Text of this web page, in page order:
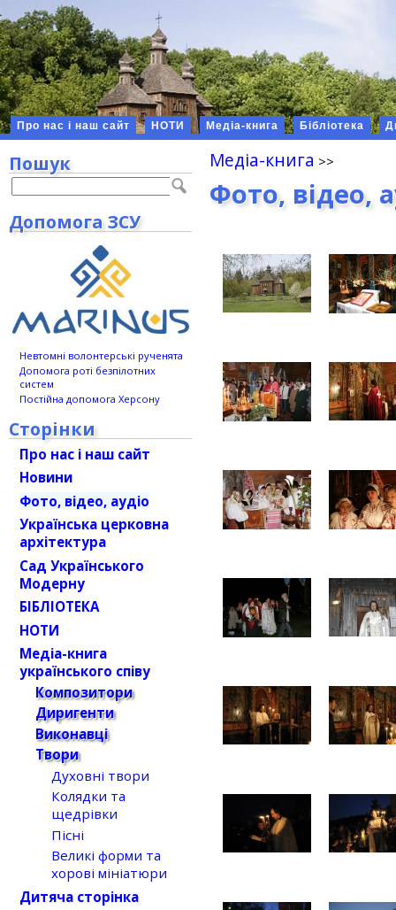
Про нас і наш сайт НОТИ Медіа-книга Бібліотека
Медіа-книга
Фото, відео,
Пошук
Допомога ЗСУ
Невтомні волонтерські рученята
Допомога роті безпілотних
систем
Постійна допомога Херсону
Сторінки
Про нас і наш сайт
Новини
Фото, відео, аудіо
Українська церковна
архітектура
Сад Українського
Модерну
БІБЛІОТЕКА
НОТИ
Медіа-книга
українського співу
Композитори
Диригенти
Виконавці
Твори
Духовні твори
Колядки та
щедрівки
Пісні
Великі форми та
хорові мініатюри
Дитяча сторінка